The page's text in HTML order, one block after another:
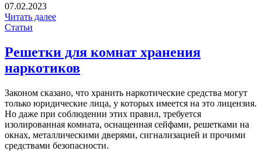
07.02.2023
Читать далее
Статьи
Решетки для комнат хранения
наркотиков
Законом сказано, что хранить наркотические средства могут
только юридические лица, у которых имеется на это лицензия.
Но даже при соблюдении этих правил, требуется
изолированная комната, оснащенная сейфами, решетками на
окнах, металлическими дверями, сигнализацией и прочими
средствами безопасности.